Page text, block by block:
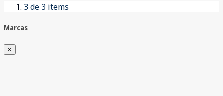
3de 3 items
Marcas
×